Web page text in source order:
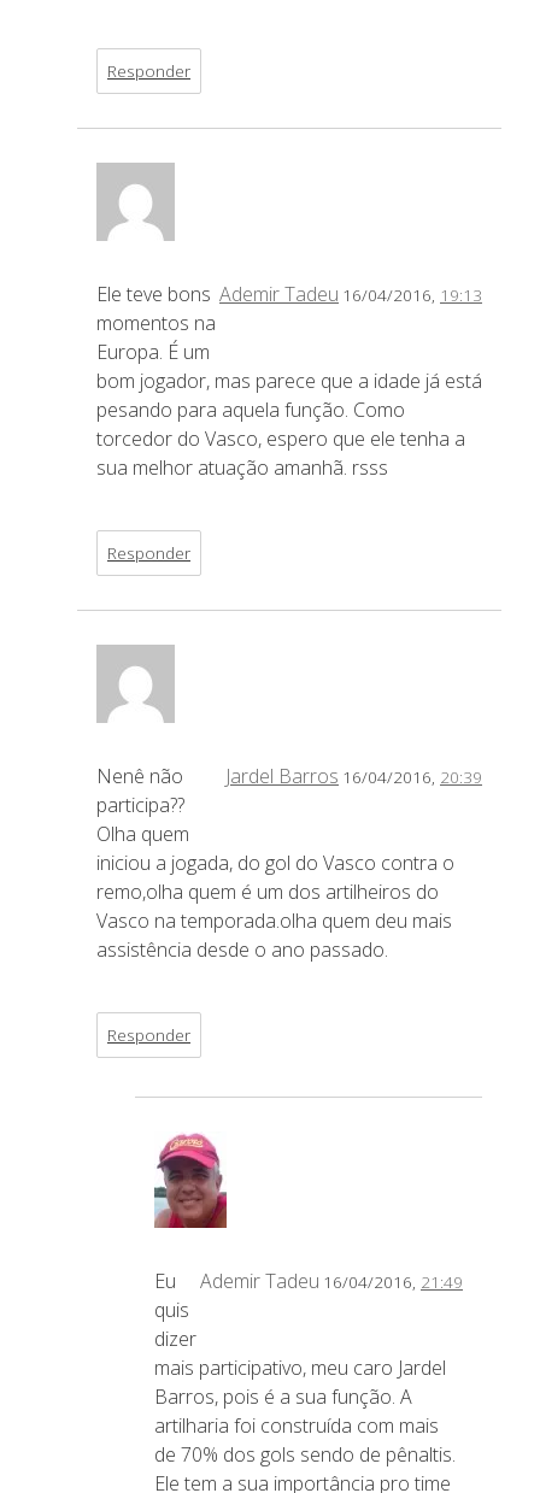
Responder
Ademir Tadeu 16/04/2016, 19:13
Ele teve bons
momentos na
Europa. É um
bom jogador, mas parece que a idade já está
pesando para aquela função. Como
torcedor do Vasco, espero que ele tenha a
sua melhor atuação amanhã. rsss
Responder
Jardel Barros 16/04/2016, 20:39
Nenê não
participa??
Olha quem
iniciou a jogada, do gol do Vasco contra o
remo,olha quem é um dos artilheiros do
Vasco na temporada.olha quem deu mais
assistência desde o ano passado.
Responder
Ademir Tadeu 16/04/2016, 21:49
Eu
quis
dizer
mais participativo, meu caro Jardel
Barros, pois é a sua função. A
artilharia foi construída com mais
de 70% dos gols sendo de pênaltis.
Ele tem a sua importância pro time